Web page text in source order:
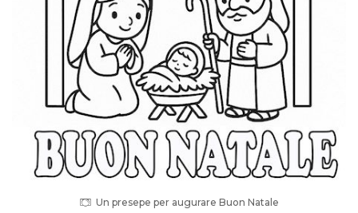
Un presepe per augurare Buon Natale